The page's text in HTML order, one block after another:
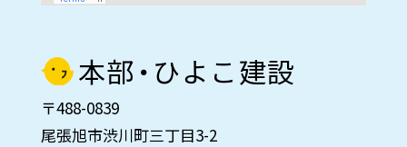
本部・ひよこ建設
〒488-0839
尾張旭市渋川町三丁目3-2